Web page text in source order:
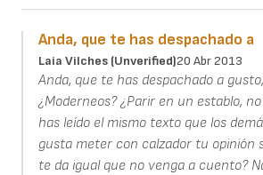
Anda, que te has despachado a
Laia Vilches (unverified)20 Abr 2013
Anda, que te has despachado a
¿Moderneos? ¿Parir en un establo,
has leído el mismo texto que los
gusta meter con calzador tu opinión
te da igual que no venga a cuento?